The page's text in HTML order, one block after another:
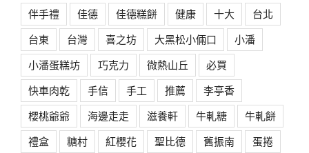
伴手禮
佳德 佳德糕餅 健康 十大
台北
台東
台灣 喜之坊 大黑松小倆口
小潘
小潘蛋糕坊
巧克力 微熱山丘
必買
快車肉乾
手信 手工 推薦
李亭香
櫻桃爺爺
海邊走走 滋養軒 牛軋糖
牛軋餅
禮盒
糖村 紅櫻花 聖比德 舊振南
蛋捲